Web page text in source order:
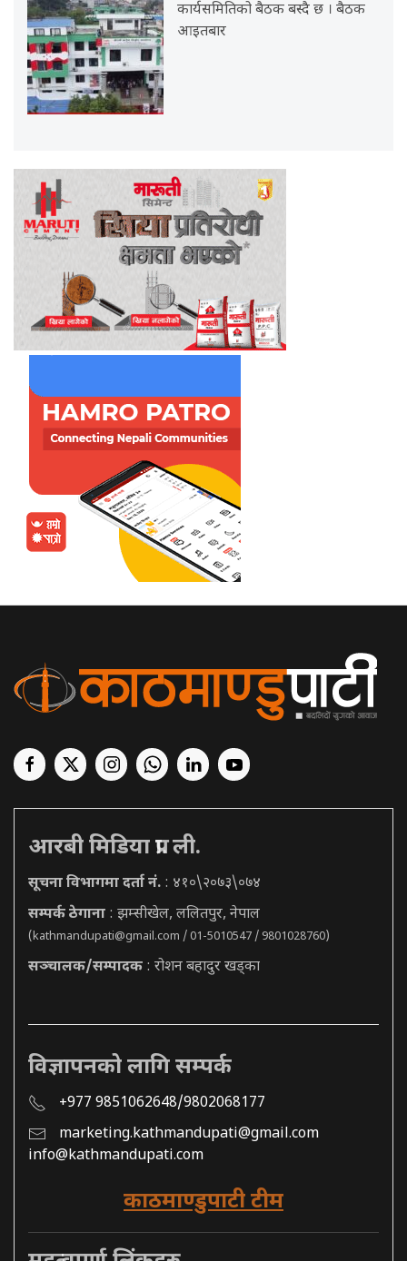
कार्यसमितिको बैठक बस्दै छ । बैठक
आइतबार
आरबी मिडिया प्रा. ली.
सूचना विभागमा दर्ता नं. : ४१०\२०७३\०७४
सम्पर्क ठेगाना : झम्सीखेल, ललितपुर, नेपाल
(kathmandupati@gmail.com / 01-5010547 / 9801028760)
सञ्चालक/सम्पादक : रोशन बहादुर खड्का
विज्ञापनको लागि सम्पर्क
+977 9851062648/9802068177
marketing.kathmandupati@gmail.com
info@kathmandupati.com
काठमाण्डुपाटी टीम